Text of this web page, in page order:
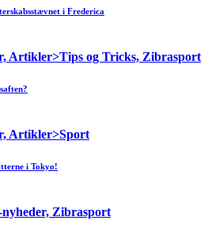
i Frederica
Artikler>Tips og Tricks, Zibrasport
Artikler>Sport
i Tokyo!
Zibrasport